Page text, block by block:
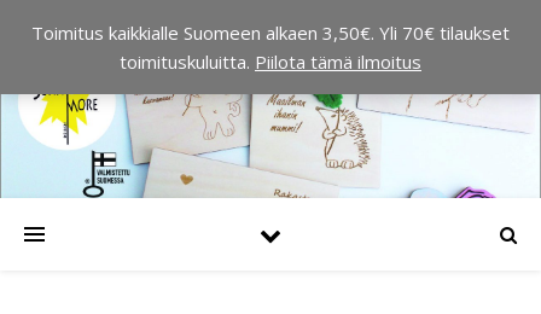
Toimitus kaikkialle Suomeen alkaen 3,50€. Yli 70€ tilaukset
toimituskuluitta. Piilota tämä ilmoitus